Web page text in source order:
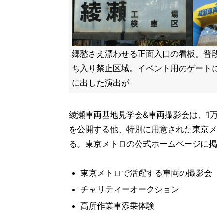
郷愁さえ漂わせる正面入口の看板。普
ち入り禁止区域。イベント用のゲート
に出した演出が
綾瀬車両基地見学会&車両撮影会は、1
を公開する他、特別に用意された東京
る。東京メトロの公式ホームページに
東京メトロで活躍する車両の撮影会
チャリティーオークション
高所作業車添乗体験